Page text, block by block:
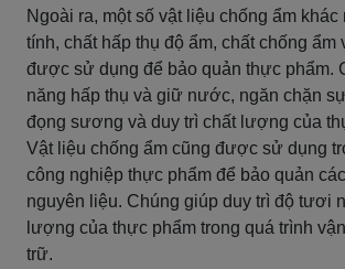
Ngoài ra, một số vật liệu chống ẩm
tính, chất hấp thụ độ ẩm, chất chống ẩm
được sử dụng để bảo quản thực phẩm.
năng hấp thụ và giữ nước, ngăn chặn
đọng sương và duy trì chất lượng của
Vật liệu chống ẩm cũng được sử dụng
công nghiệp thực phẩm để bảo quản
nguyên liệu. Chúng giúp duy trì độ tươi
lượng của thực phẩm trong quá trình
trữ.